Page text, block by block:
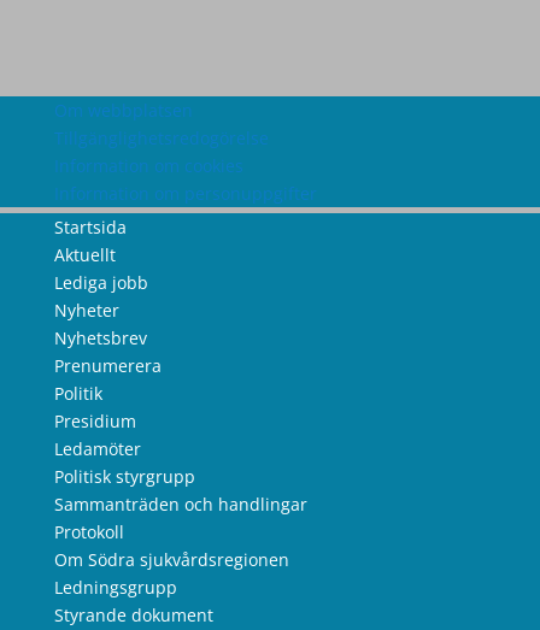
Om webbplatsen
Tillgänglighetsredogörelse
Information om cookies
Information om personuppgifter
Startsida
Aktuellt
Lediga jobb
Nyheter
Nyhetsbrev
Prenumerera
Politik
Presidium
Ledamöter
Politisk styrgrupp
Sammanträden och handlingar
Protokoll
Om Södra sjukvårdsregionen
Ledningsgrupp
Styrande dokument